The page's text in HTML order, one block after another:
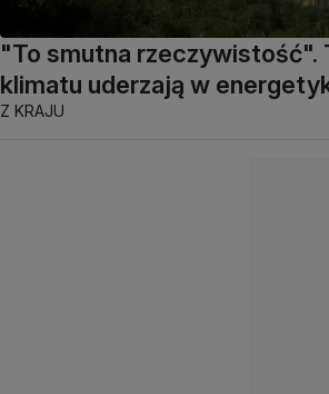
"To smutna rzeczywistość".
klimatu uderzają w
Z KRAJU